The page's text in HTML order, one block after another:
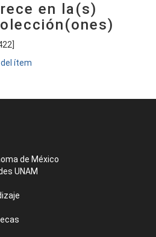
en la(s)
ítem
de México
UNAM